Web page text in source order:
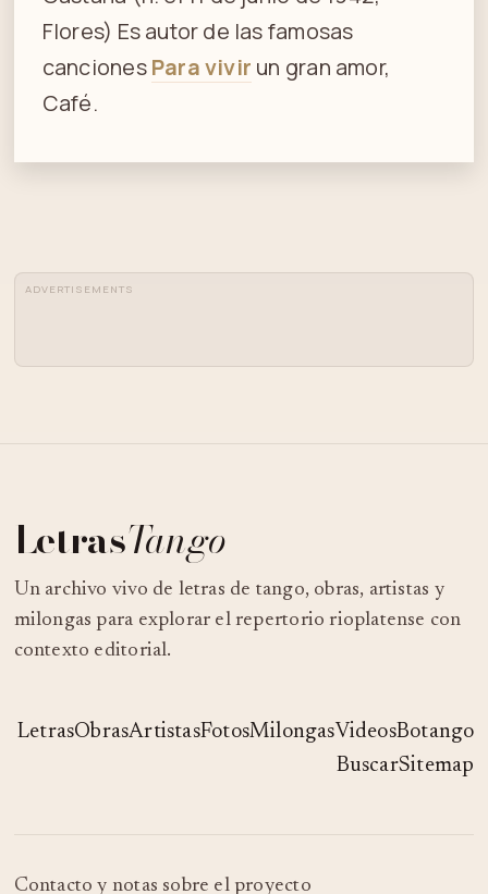
Flores) Es autor de las famosas
cancionesPara vivir un gran amor,
Café.
ADVERTISEMENTS
LetrasTango
Un archivo vivo de letras de tango, obras, artistas y
milongas para explorar el repertorio rioplatense con
contexto editorial.
LetrasObrasArtistasFotosMilongasVideosBotango
BuscarSitemap
Contacto y notas sobre el proyecto